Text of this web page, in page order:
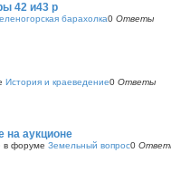
42 и43 р
барахолка0 Ответы
История и краеведение0 Ответы
на аукционе
в форуме Земельный вопрос0